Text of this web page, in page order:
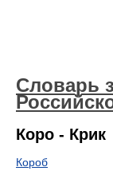
Словарь
Коро - Крик
Короб